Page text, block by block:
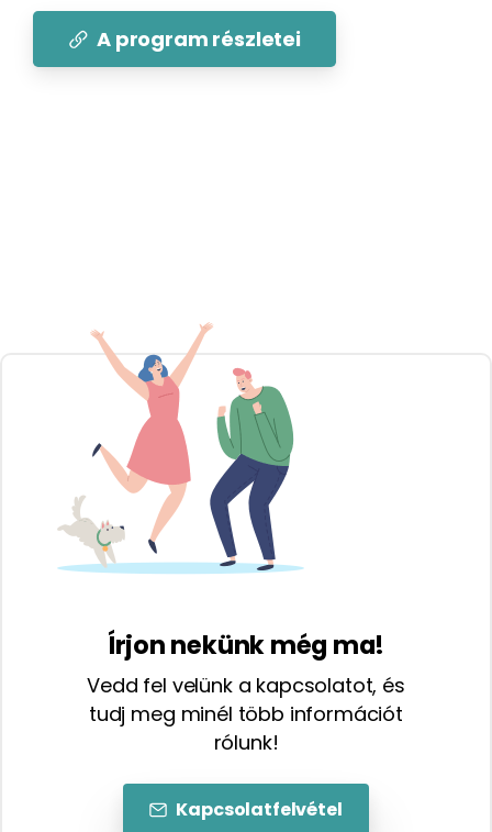
A program részletei
Írjon nekünk még ma!
Vedd fel velünk a kapcsolatot, és
tudj meg minél több információt
rólunk!
Kapcsolatfelvétel